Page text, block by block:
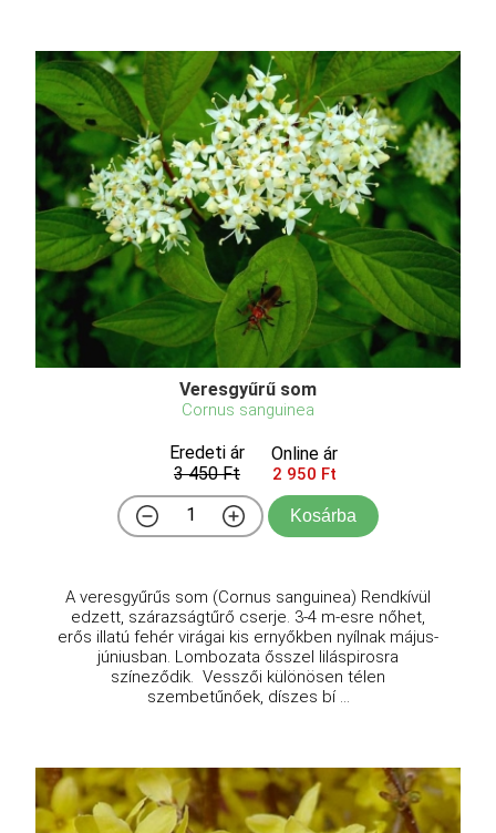
Veresgyűrű som
Cornus sanguinea
Eredeti ár
3 450 Ft
Online ár
2 950 Ft
Kosárba
A veresgyűrűs som (Cornus sanguinea) Rendkívül
edzett, szárazságtűrő cserje. 3-4 m-esre nőhet,
erős illatú fehér virágai kis ernyőkben nyílnak május-
júniusban. Lombozata ősszel liláspirosra
színeződik. Vesszői különösen télen
szembetűnőek, díszes bí ...